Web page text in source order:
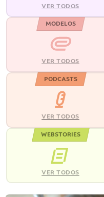
VER TODOS
MODELOS
VER TODOS
PODCASTS
VER TODOS
WEBSTORIES
VER TODOS